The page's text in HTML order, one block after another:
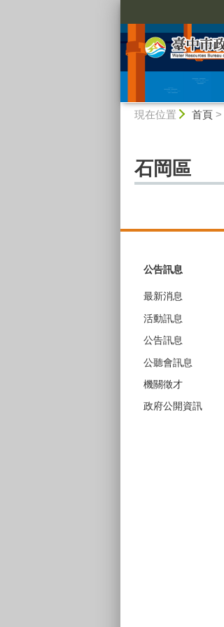
現在位置 首頁>
石岡區
公告訊息
最新消息
活動訊息
公告訊息
公聽會訊息
機關徵才
政府公開資訊